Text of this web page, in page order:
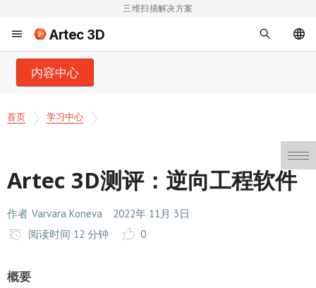
三维扫描解决方案
Artec 3D
内容中心
首页 学习中心
Artec 3D测评：逆向工程软件
作者 Varvara Koneva
2022年 11月 3日
阅读时间 12 分钟
0
概要